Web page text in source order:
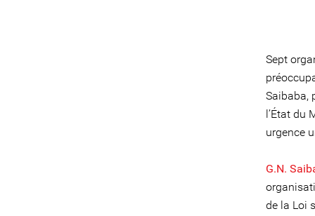
Sept
Saibaba,
l’État du
urgence
G.N.
de la Loi